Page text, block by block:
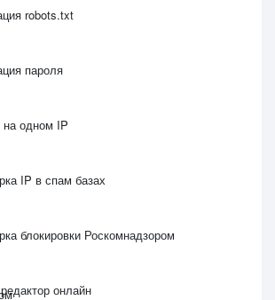
robots.txt
пароля
одном IP
IP в спам базах
блокировки Роскомнадзором
онлайн